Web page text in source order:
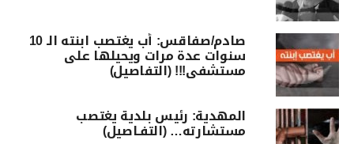
صادم/صفاقس: أب يغتصب ابنته الـ 10
سنوات عدة مرات ويحيلها على
مستشفى!!! (التفاصيل)
المهدية: رئيس بلدية يغتصب
مستشارته… (التفـاصيل)